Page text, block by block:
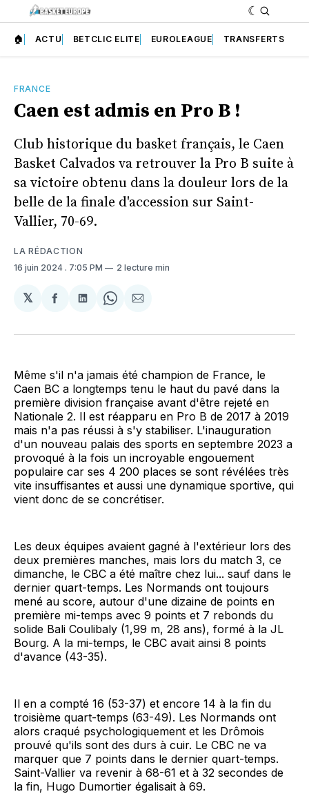
🏠 ACTU BETCLIC ELITE EUROLEAGUE TRANSFERTS
FRANCE
Caen est admis en Pro B !
Club historique du basket français, le Caen
Basket Calvados va retrouver la Pro B suite à
sa victoire obtenu dans la douleur lors de la
belle de la finale d'accession sur Saint-
Vallier, 70-69.
LA RÉDACTION
16 juin 2024 . 7:05 PM 2 lecture min
𝕏
Partager
Facebook
Partager
LinkedIn
Share
WhatsApp
Partager
Courriel
Même s'il n'a jamais été champion de France, le
Caen BC a longtemps tenu le haut du pavé dans la
première division française avant d'être rejeté en
Nationale 2. Il est réapparu en Pro B de 2017 à 2019
mais n'a pas réussi à s'y stabiliser. L'inauguration
d'un nouveau palais des sports en septembre 2023 a
provoqué à la fois un incroyable engouement
populaire car ses 4 200 places se sont révélées très
vite insuffisantes et aussi une dynamique sportive, qui
vient donc de se concrétiser.
Les deux équipes avaient gagné à l'extérieur lors des
deux premières manches, mais lors du match 3, ce
dimanche, le CBC a été maître chez lui... sauf dans le
dernier quart-temps. Les Normands ont toujours
mené au score, autour d'une dizaine de points en
première mi-temps avec 9 points et 7 rebonds du
solide Bali Coulibaly (1,99 m, 28 ans), formé à la JL
Bourg. A la mi-temps, le CBC avait ainsi 8 points
d'avance (43-35).
Il en a compté 16 (53-37) et encore 14 à la fin du
troisième quart-temps (63-49). Les Normands ont
alors craqué psychologiquement et les Drômois
prouvé qu'ils sont des durs à cuir. Le CBC ne va
marquer que 7 points dans le dernier quart-temps.
Saint-Vallier va revenir à 68-61 et à 32 secondes de
la fin, Hugo Dumortier égalisait à 69.